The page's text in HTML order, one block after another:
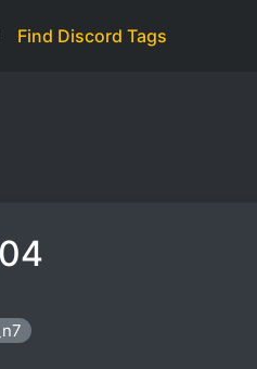
Find Discord Tags